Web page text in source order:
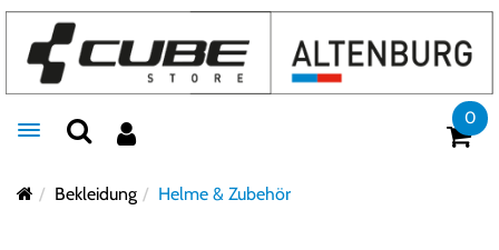
Toggle navigation
0
Bekleidung Helme & Zubehör